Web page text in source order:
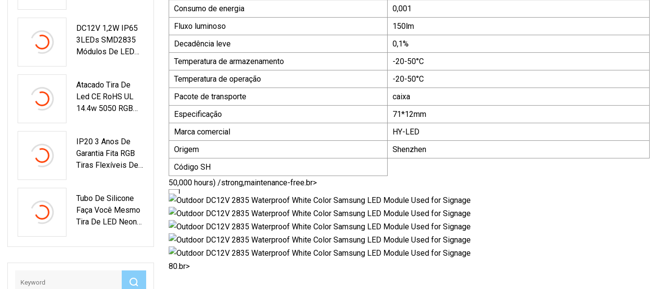
Publicitários/caixa
De Luz/cartas De
Canal
DC12V 1,2W IP65
3LEDs SMD2835
Módulos De LED
Atacado Tira De
Led CE RoHS UL
14.4w 5050 RGB
Flexível
IP20 3 Anos De
Garantia Fita RGB
Tiras Flexíveis De
Tubo De Silicone
Faça Você Mesmo
Tira De LED Neon
Consumo de energia
0,001
Fluxo luminoso
150lm
Decadência leve
0,1%
Temperatura de armazenamento
-20-50°C
Temperatura de operação
-20-50°C
Pacote de transporte
caixa
Especificação
71*12mm
Marca comercial
HY-LED
Origem
Shenzhen
Código SH
50,000 hours) /strong,maintenance-free.br>
80.br>